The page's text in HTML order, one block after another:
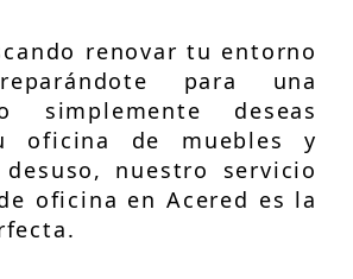
renovar tu entorno
para una
simplemente deseas
oficina de muebles y
nuestro servicio
oficina en Acered es la